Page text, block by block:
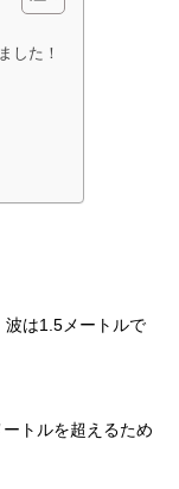
した！
波は1.5メートルで
トルを超えるため